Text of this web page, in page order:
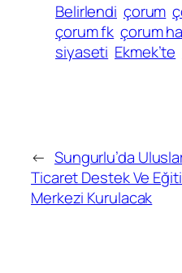
Belirlendi çorum
çorum fk çorum
siyaseti Ekmek’te
← Sungurlu’da
Ticaret Destek Ve
Merkezi Kurulacak